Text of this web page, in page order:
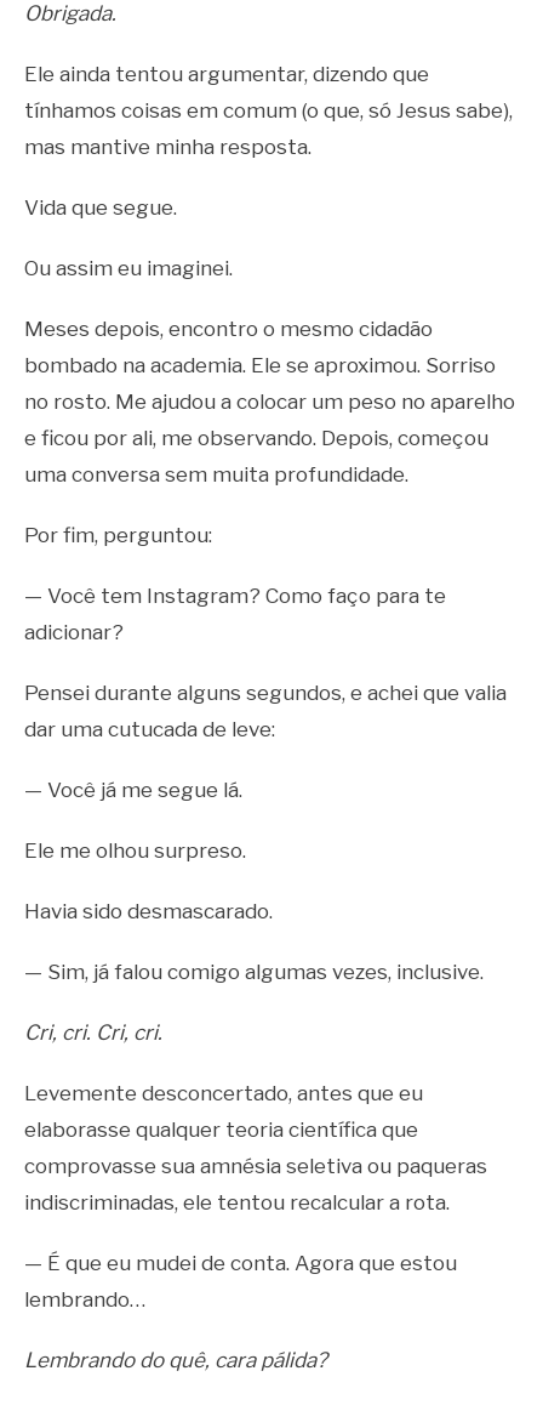
Obrigada.
Ele ainda tentou argumentar, dizendo que
tínhamos coisas em comum (o que, só Jesus sabe),
mas mantive minha resposta.
Vida que segue.
Ou assim eu imaginei.
Meses depois, encontro o mesmo cidadão
bombado na academia. Ele se aproximou. Sorriso
no rosto. Me ajudou a colocar um peso no aparelho
e ficou por ali, me observando. Depois, começou
uma conversa sem muita profundidade.
Por fim, perguntou:
— Você tem Instagram? Como faço para te
adicionar?
Pensei durante alguns segundos, e achei que valia
dar uma cutucada de leve:
— Você já me segue lá.
Ele me olhou surpreso.
Havia sido desmascarado.
— Sim, já falou comigo algumas vezes, inclusive.
Cri, cri. Cri, cri.
Levemente desconcertado, antes que eu
elaborasse qualquer teoria científica que
comprovasse sua amnésia seletiva ou paqueras
indiscriminadas, ele tentou recalcular a rota.
— É que eu mudei de conta. Agora que estou
lembrando…
Lembrando do quê, cara pálida?